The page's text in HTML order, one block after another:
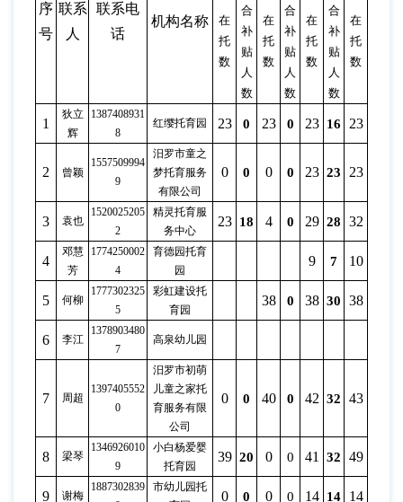
序
号
联系
人
联系电
话
机构名称
在
托
数
合
补
贴
人
数
在
托
数
合
补
贴
人
数
在
托
数
合
补
贴
人
数
在
托
数
1
狄立
辉
1387408931
8
红缨托育园 23 0 23 0 23 16 23
2 曾颖
1557509994
9
汨罗市童之
梦托育服务
有限公司
0 0 0 0 23 23 23
3 袁也
1520025205
2
精灵托育服
务中心
23 18 4 0 29 28 32
4
邓慧
芳
1774250002
4
育德园托育
园
9 7 10
5 何柳
1777302325
5
彩虹建设托
育园
38 0 38 30 38
6 李江
1378903480
7
高泉幼儿园
7 周超
1397405552
0
汨罗市初萌
儿童之家托
育服务有限
公司
0 0 40 0 42 32 43
8 梁琴
1346926010
9
小白杨爱婴
托育园
39 20 0 0 41 32 49
9 谢梅
1887302839
市幼儿园托
0 0 0 0 14 14 14